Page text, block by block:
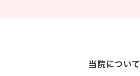
当院について